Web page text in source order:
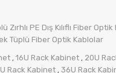
Zırhlı PE Dış Kılıflı Fiber
Tüplü Fiber Optik Kablolar
, 16U Rack Kabinet , 20U
Rack Kabinet , 36U Rack